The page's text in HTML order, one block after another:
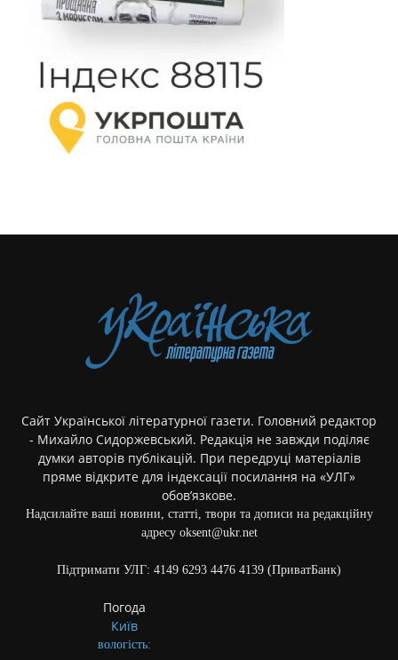
Сайт Української літературної газети. Головний редактор
- Михайло Сидоржевський. Редакція не завжди поділяє
думки авторів публікацій. При передруці матеріалів
пряме відкрите для індексації посилання на «УЛГ»
обов’язкове.
Надсилайте ваші новини, статті, твори та дописи на редакційну
адресу oksent@ukr.net
Підтримати УЛГ: 4149 6293 4476 4139 (ПриватБанк)
Погода
Київ
вологість: